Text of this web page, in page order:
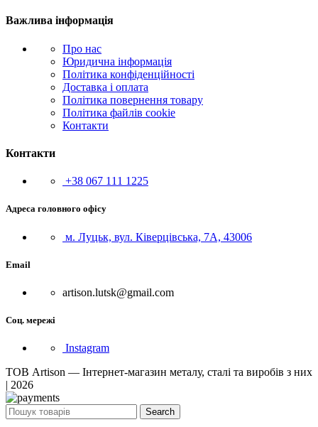
Важлива інформація
Про нас
Юридична інформація
Політика конфіденційності
Доставка і оплата
Політика повернення товару
Політика файлів cookie
Контакти
Контакти
+38 067 111 1225
Адреса головного офісу
м. Луцьк, вул. Ківерцівська, 7А, 43006
Email
artison.lutsk@gmail.com
Соц. мережі
Instagram
ТОВ Artison — Інтернет-магазин металу, сталі та виробів з них
| 2026
Search